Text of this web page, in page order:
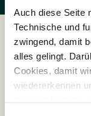
Auch diese Seite
Technische und
zwingend, damit
alles gelingt.
Cookies, damit
wiedererkennen